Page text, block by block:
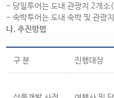
- 당일투어는 도내 관광지 2개
- 숙박투어는 도내 숙박 및 관광
나. 추진방법
구 분 진행대상